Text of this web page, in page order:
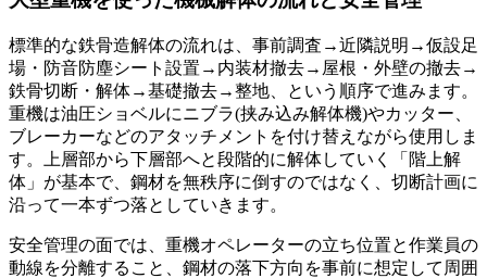
標準的な鉄骨造解体の流れは、事前調査→近隣説明→仮設足
場・防音防塵シート設置→内装材撤去→屋根・外壁の撤去→
鉄骨切断・解体→基礎撤去→整地、という順序で進みます。
重機は油圧ショベルにニブラ(挟み込み解体機)やカッター、
ブレーカーなどのアタッチメントを付け替えながら使用しま
す。上層部から下層部へと段階的に解体していく「階上解
体」が基本で、鋼材を無秩序に倒すのではなく、切断計画に
沿って一本ずつ落としていきます。
安全管理の面では、重機オペレーターの立ち位置と作業員の
動線を分離すること、鋼材の落下方向を事前に想定して周囲